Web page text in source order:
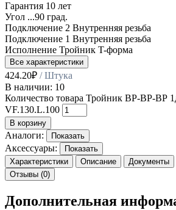
Гарантия 10 лет
Угол ...90 град.
Подключение 2 Внутренняя резьба
Подключение 1 Внутренняя резьба
Исполнение Тройник T-форма
Все характеристики
424.20₽ / Штука
В наличии: 10
Количество товара Тройник ВР-ВР-ВР
VF.130.L.100
В корзину
Аналоги: Показать
Аксессуары:
Показать
Характеристики
Описание Документы
Отзывы (0)
Дополнительная